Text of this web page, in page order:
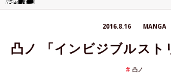
2016.8.16 MANGA
凸ノ 「インビジブルスト
凸ノ